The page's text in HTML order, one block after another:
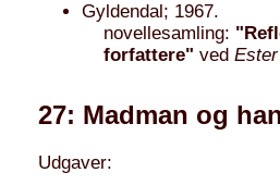
Gyldendal; 1967.
novellesamling:
forfattere" ved
27: Madman og
Udgaver: